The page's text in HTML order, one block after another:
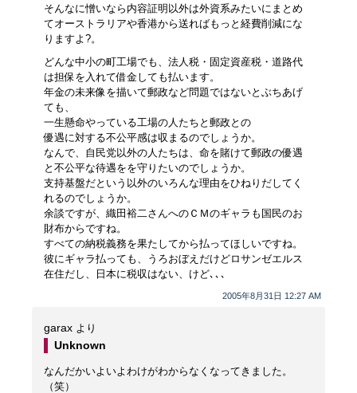
2005年8月31日 12:27 AM
そんなに憎いなら内容証明以外は外資系みたいにまとめ
てオーストラリアや香港から送ればもっと経費削減にな
りますよ?。
どんな中小の町工場でも、法人税・固定資産税・道路代
は担保を入れて借金しても払います。
年金の未来像を描いて郵政など問題ではないとぶちあげ
ても、
一生懸命やっている工場の人たちと郵政との
優遇に対する不公平感は収まるのでしょうか。
なんで、自民党以外の人たちは、命を賭けて郵政の優遇
と不公平な待遇をを守りたいのでしょうか。
支持基盤だという以外のいろんな理由をひねりだしてく
れるのでしょうか。
余談ですが、織田裕二さんへのＣＭのギャラも国民のお
財布からですね。
すべての納税義務を果たしてから払ってほしいですね。
彼にギャラ払っても、うろおぼえだけどロサンゼエルス
在住だし、日本に税収はない、けど､､､
garax より
Unknown
なんだかいよいよわけがわからなくなってきました。
（笑）